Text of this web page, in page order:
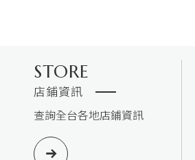
STORE
店鋪資訊
查詢全台各地店鋪資訊